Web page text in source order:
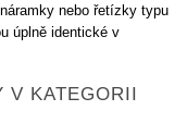
nebo řetízky typu
úplně identické v
V KATEGORII